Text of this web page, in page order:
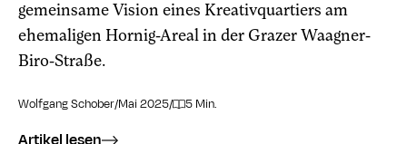
gemeinsame Vision eines Kreativquartiers am
ehemaligen Hornig-Areal in der Grazer Waagner-
Biro-Straße.
Wolfgang Schober/Mai 2025/ 5 Min.